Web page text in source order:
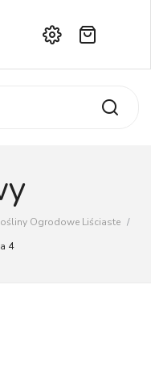
Ogrodowe Liściaste /
4